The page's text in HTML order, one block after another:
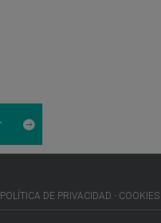
POLÍTICA DE PRIVACIDAD COOKIES